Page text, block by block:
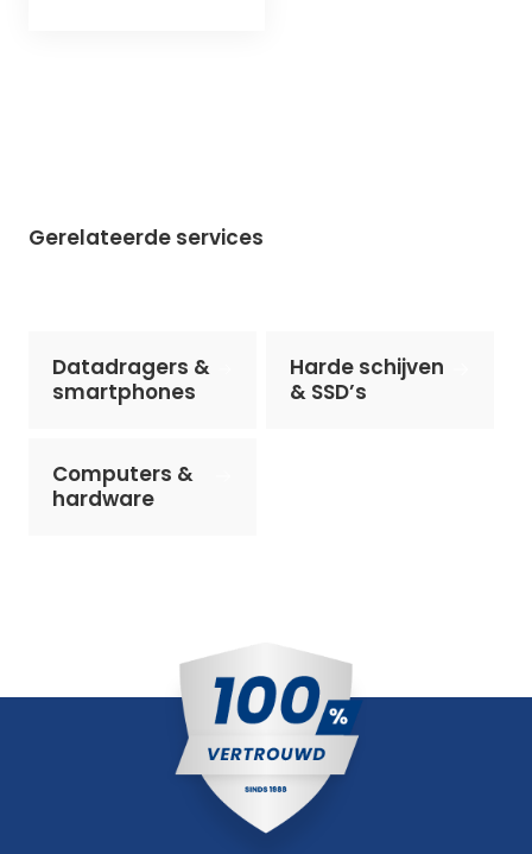
Gerelateerde services
Datadragers &
smartphones
Harde schijven
& SSD’s
Computers &
hardware